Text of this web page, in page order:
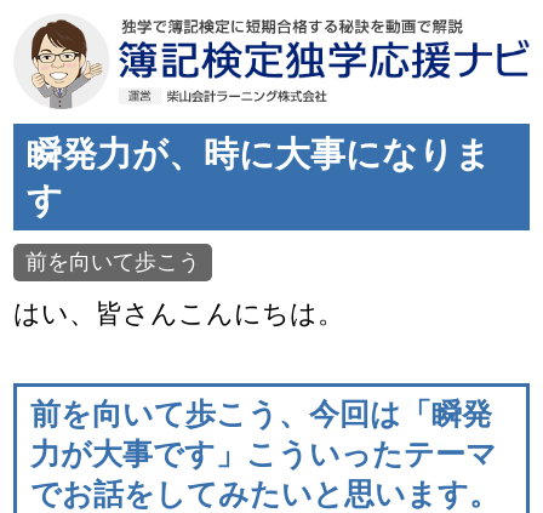
瞬発力が、時に大事になりま
す
前を向いて歩こう
はい、皆さんこんにちは。
前を向いて歩こう、今回は「瞬発
力が大事です」こういったテーマ
でお話をしてみたいと思います。